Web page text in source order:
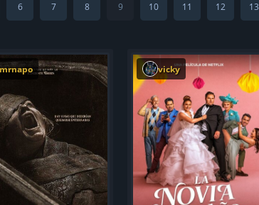
6 7 8 9 10 11 12 13
mrnapo vicky